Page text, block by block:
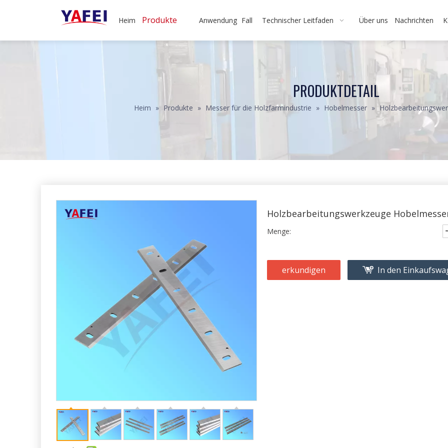
Heim Produkte Anwendung Fall Technischer Leitfaden Über uns Nachrichten
PRODUKTDETAIL
Heim » Produkte » Messer für die Holzfarmindustrie » Hobelmesser »
Holzbearbeitungswerkzeuge
Menge:
erkundigen In den